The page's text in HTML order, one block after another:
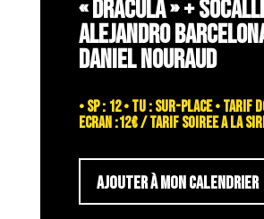
« DRACULA » +
ALEJANDRO
DANIEL NOURAUD
• SP : 12 • TU : sur-place • TARIF
ECRAN :12€ / TARIF SOIREE A LA
AJOUTER À MON CALENDRIER